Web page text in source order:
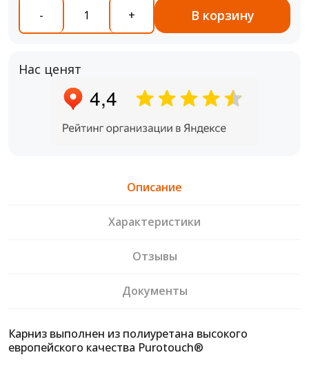
- + В корзину
Нас ценят
Описание
Характеристики
Отзывы
Документы
Карниз выполнен из полиуретана высокого
европейского качества Purotouch®